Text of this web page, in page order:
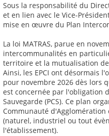
Sous la responsabilité du
et en lien avec le Vice-
mise en œuvre du Plan
La loi MATRAS, parue en
intercommunalités en
territoire et la mutualisation
Ainsi, les EPCI ont désormais
pour novembre 2026 dès lors
est concernée par l'obligation
Sauvegarde (PCS). Ce plan
Communauté
(naturel, industriel ou tout
l'établissement).